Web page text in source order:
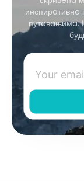
инспирaтивнe
путoвaњимa.